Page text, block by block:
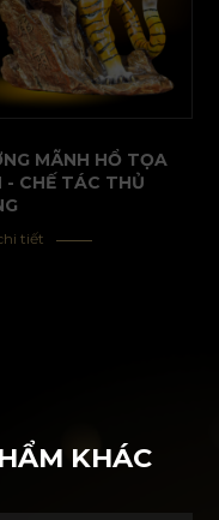
MÃNH HỔ TỌA
- CHẾ TÁC THỦ
tiết
KHÁC